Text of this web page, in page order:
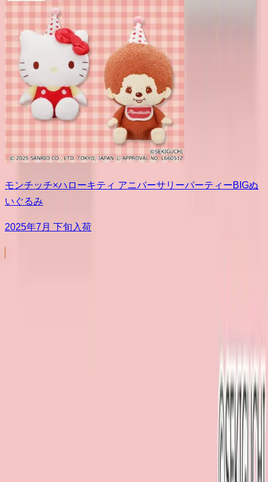
モンチッチ×ハローキティ アニバーサリーパーティーBIGぬ
いぐるみ
2025年7月 下旬入荷